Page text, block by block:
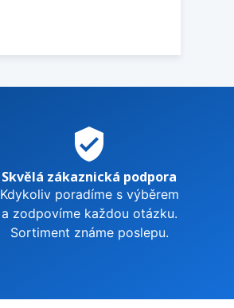
verified_user
Skvělá zákaznická podpora
Kdykoliv poradíme s výběrem
a zodpovíme každou otázku.
Sortiment známe poslepu.